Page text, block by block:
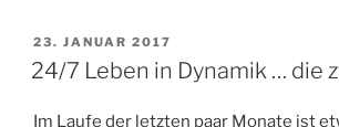
Deutschland?
BDSM
den
VERÖFFENTLICHT
AM
23. JANUAR 2017
24/7 Leben in Dynamik … die
Im Laufe der letzten paar Monate ist